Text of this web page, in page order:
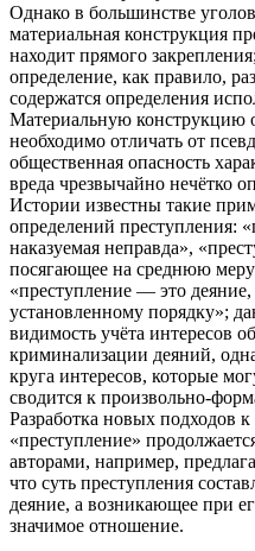
Однако в большинстве
материальная конструкция
находит прямого
определение, как правило,
содержатся определения
Материальную конструкцию
необходимо отличать от
общественная опасность
вреда чрезвычайно нечётко
Истории известны такие
определений преступления:
наказуемая неправда»,
посягающее на среднюю меру
«преступление — это
установленному порядку»;
видимость учёта интересов
криминализации деяний,
круга интересов, которые
сводится к произвольно-
Разработка новых подходов
«преступление»
авторами, например,
что суть преступления
деяние, а возникающее при
значимое отношение.